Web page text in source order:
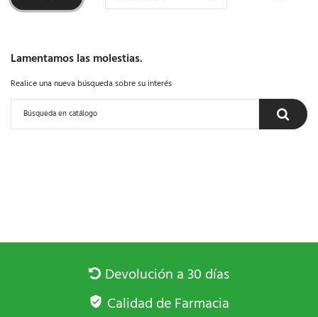
Lamentamos las molestias.
Realice una nueva búsqueda sobre su interés
Devolución a 30 días
Calidad de Farmacia